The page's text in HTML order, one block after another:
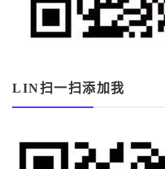
LIN扫一扫添加我